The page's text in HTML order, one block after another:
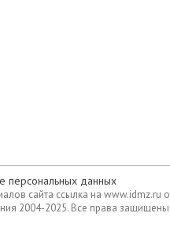
персональных данных
сайта ссылка на www.idmz.ru
2004-2025. Все права защищены.